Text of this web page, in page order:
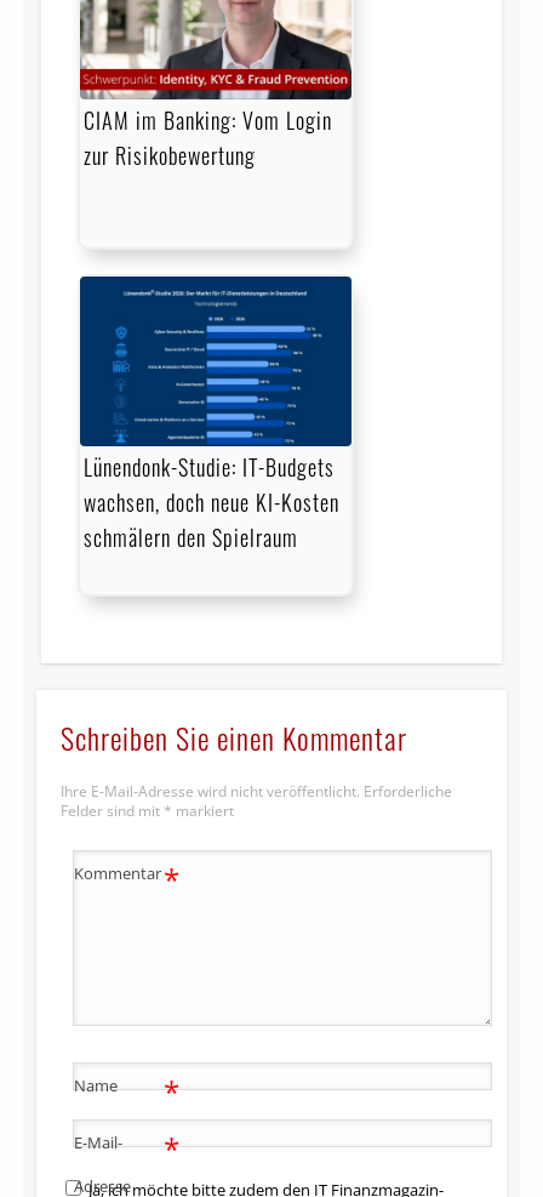
CIAM im Banking: Vom Login
zur Risikobewertung
Lünendonk-Studie: IT-Budgets
wachsen, doch neue KI-Kosten
schmälern den Spielraum
Schreiben Sie einen Kommentar
Ihre E-Mail-Adresse wird nicht veröffentlicht. Erforderliche
Felder sind mit * markiert
Kommentar*
Name *
E-Mail-
Adresse
*
Ja, ich möchte bitte zudem den IT Finanzmagazin-